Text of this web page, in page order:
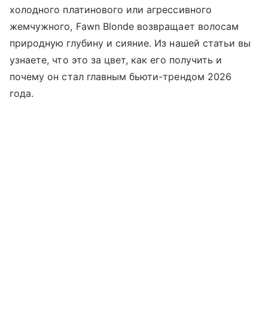
холодного платинового или агрессивного
жемчужного, Fawn Blonde возвращает волосам
природную глубину и сияние. Из нашей статьи вы
узнаете, что это за цвет, как его получить и
почему он стал главным бьюти-трендом 2026
года.